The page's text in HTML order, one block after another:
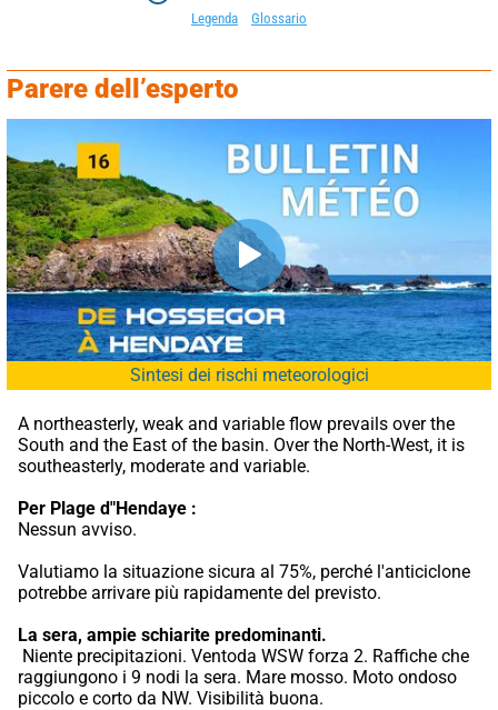
Legenda
Glossario
Parere dell’esperto
Sintesi dei rischi meteorologici
A northeasterly, weak and variable flow prevails over the
South and the East of the basin. Over the North-West, it is
southeasterly, moderate and variable.
Per Plage d"Hendaye :
Nessun avviso.
Valutiamo la situazione sicura al 75%, perché l'anticiclone
potrebbe arrivare più rapidamente del previsto.
La sera, ampie schiarite predominanti.
raggiungono i 9 nodi la sera. Mare mosso. Moto ondoso
piccolo e corto da NW. Visibilità buona.